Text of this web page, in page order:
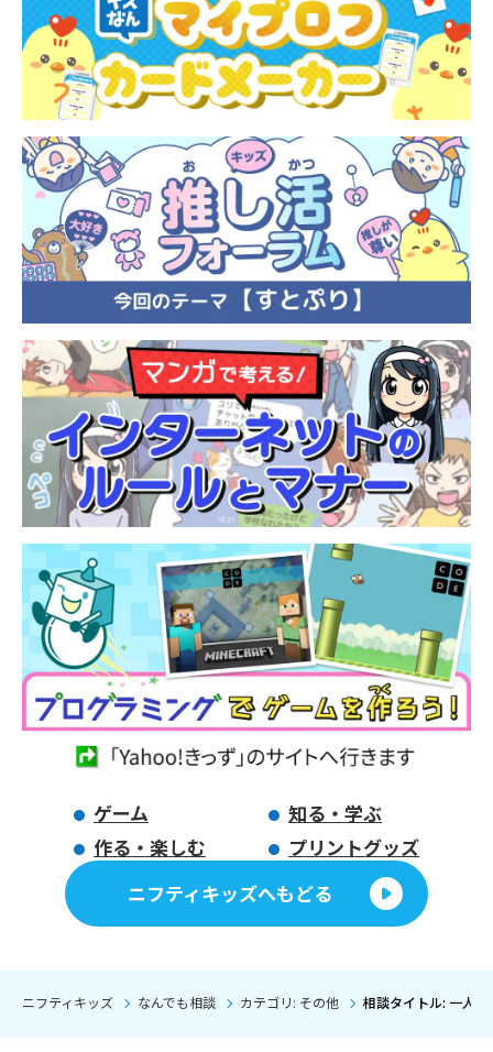
ゲーム
知る・学ぶ
作る・楽しむ
プリントグッズ
ニフティキッズへもどる
ニフティキッズ なんでも相談 カテゴリ: その他 相談タイトル: 一人称